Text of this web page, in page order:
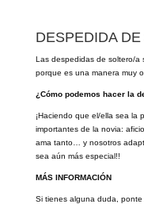
DESPEDIDA
Las despedidas de soltero/a
porque es una manera muy
¿Cómo podemos hacer la
¡Haciendo que el/ella sea la
importantes de la novia:
ama tanto… y nosotros
sea aún más especial!!
MÁS INFORMACIÓN
Si tienes alguna duda,